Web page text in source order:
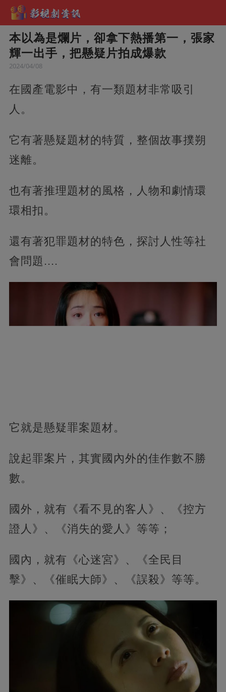
本以為是爛片，卻拿下熱播第一，張家
輝一出手，把懸疑片拍成爆款
2024/04/08
在國產電影中，有一類題材非常吸引
人。
它有著懸疑題材的特質，整個故事撲朔
迷離。
也有著推理題材的風格，人物和劇情環
環相扣。
還有著犯罪題材的特色，探討人性等社
會問題....
它就是懸疑罪案題材。
說起罪案片，其實國內外的佳作數不勝
數。
國外，就有《看不見的客人》、《控方
證人》、《消失的愛人》等等；
國內，就有《心迷宮》、《全民目
擊》、《催眠大師》、《誤殺》等等。